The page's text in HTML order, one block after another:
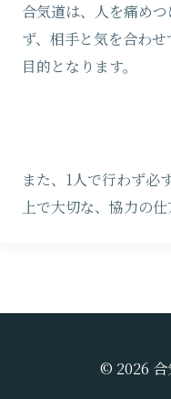
合気道は、人を痛め
ず、相手と気を合わ
目的となります。
また、1人で行わず必
上で大切な、協力の仕
© 2026 合